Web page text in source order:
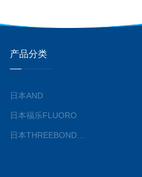
产品分类
日本AND
日本福乐FLUORO
日本THREEBOND三键株式会社